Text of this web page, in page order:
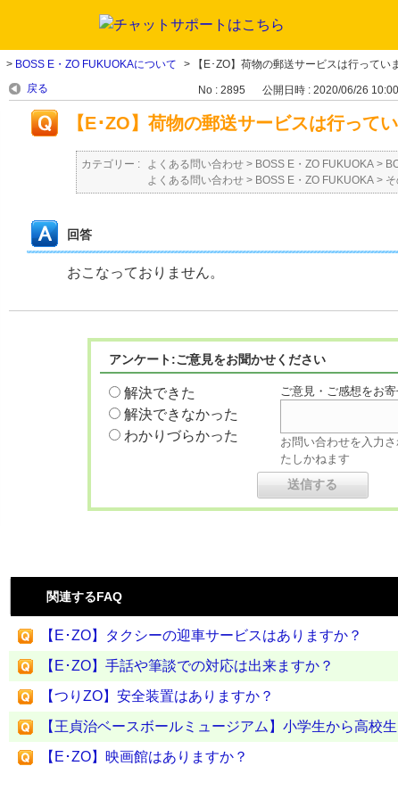
> BOSS E・ZO FUKUOKAについて > 【E･ZO】荷物の郵送サービスは行ってい
戻る No : 2895 公開日時 : 2020/06/26 10:00
【E･ZO】荷物の郵送サービスは行って
カテゴリー : よくある問い合わせ > BOSS E・ZO FUKUOKA >
よくある問い合わせ > BOSS E・ZO FUKUOKA >
回答
おこなっておりません。
アンケート:ご意見をお聞かせください
解決できた
解決できなかった
わかりづらかった
ご意見・ご感想をお
お問い合わせを入力
たしかねます
関連するFAQ
【E･ZO】タクシーの迎車サービスはありますか？
【E･ZO】手話や筆談での対応は出来ますか？
【つりZO】安全装置はありますか？
【王貞治ベースボールミュージアム】小学生から高校
【E･ZO】映画館はありますか？